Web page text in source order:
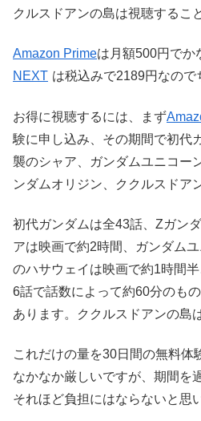
クルスドアンの島は視聴するこ
Amazon Primeは月額500円でか
NEXT は税込みで2189円なので
お得に視聴するには、まず
験に申し込み、その期間で初代
襲のシャア、ガンダムユニコー
ンダムオリジン、ククルスドア
初代ガンダムは全43話、Zガン
アは映画で約2時間、ガンダム
のハサウェイは映画で約1時間
6話で話数によって約60分のも
あります。ククルスドアンの島
これだけの量を30日間の無料体
なかなか厳しいですが、期間を
それほど負担にはならないと思